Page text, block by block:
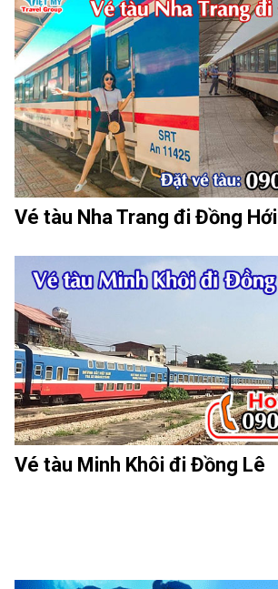
Vé tàu Nha Trang đi Đồng Hới
Vé tàu Minh Khôi đi Đồng Lê